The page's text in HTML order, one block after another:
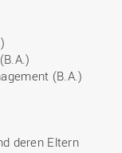
(B.A.)
deren Eltern